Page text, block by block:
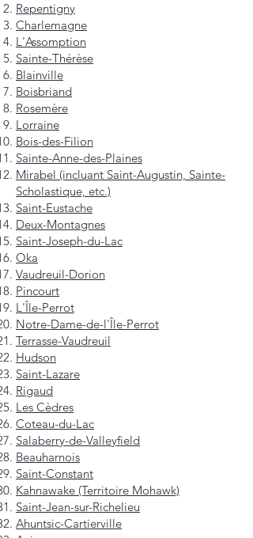
Repentigny
Charlemagne
L'Assomption
Sainte-Thérèse
Blainville
Boisbriand
Rosemère
Lorraine
Bois-des-Filion
Sainte-Anne-des-Plaines
Mirabel (incluant Saint-Augustin, Sainte-
Scholastique, etc.)
Saint-Eustache
Deux-Montagnes
Saint-Joseph-du-Lac
Oka
Vaudreuil-Dorion
Pincourt
L'Île-Perrot
Notre-Dame-de-l'Île-Perrot
Terrasse-Vaudreuil
Hudson
Saint-Lazare
Rigaud
Les Cèdres
Coteau-du-Lac
Salaberry-de-Valleyfield
Beauharnois
Saint-Constant
Kahnawake (Territoire Mohawk)
Saint-Jean-sur-Richelieu
Ahuntsic-Cartierville